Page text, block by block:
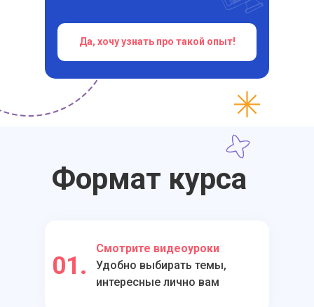
Да, хочу узнать про такой опыт!
Формат курса
01.
Смотрите видеоуроки
Удобно выбирать темы,
интересные лично вам